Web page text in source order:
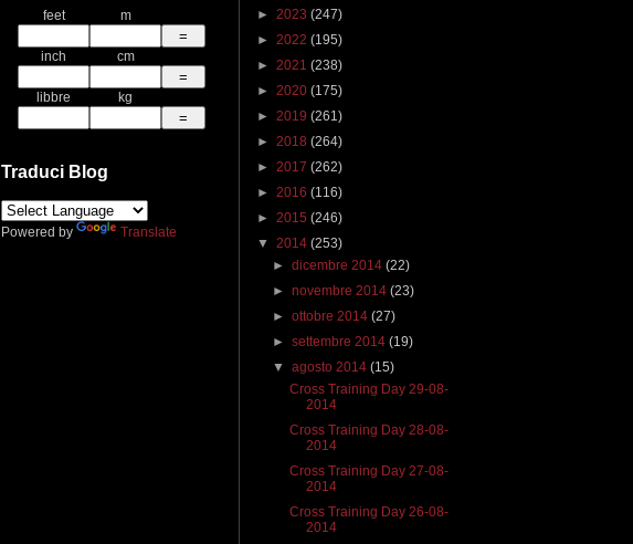
feet m
inch cm
libbre kg
Traduci Blog
Powered by Translate
► 2023 (247)
► 2022 (195)
► 2021 (238)
► 2020 (175)
► 2019 (261)
► 2018 (264)
► 2017 (262)
► 2016 (116)
► 2015 (246)
▼ 2014 (253)
►dicembre 2014(22)
►novembre 2014(23)
►ottobre 2014(27)
►settembre 2014(19)
▼agosto 2014(15)
Cross Training Day 29-08-
2014
Cross Training Day 28-08-
2014
Cross Training Day 27-08-
2014
Cross Training Day 26-08-
2014